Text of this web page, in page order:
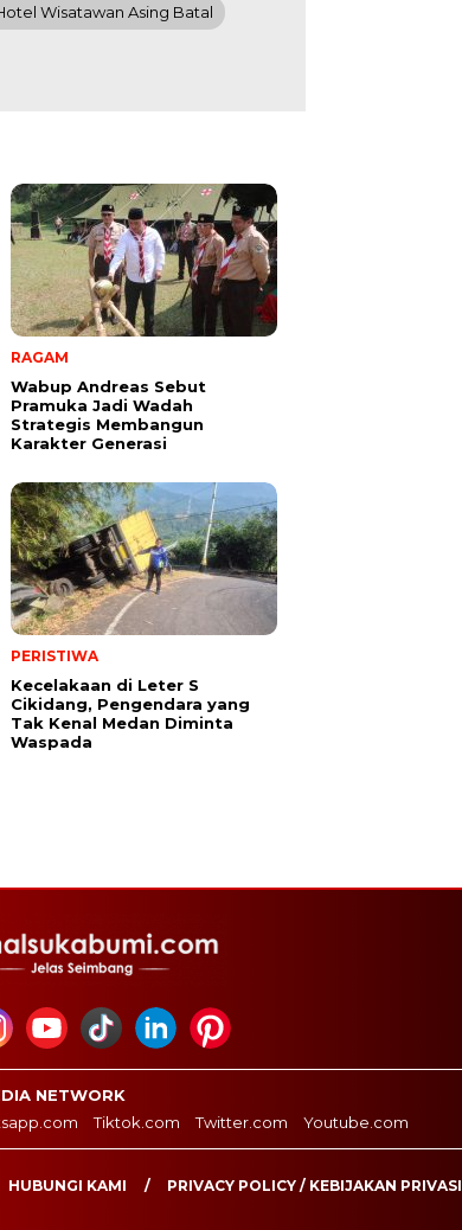
Wisatawan Asing Batal
RAGAM
Wabup Andreas Sebut
Pramuka Jadi Wadah
Strategis Membangun
Karakter Generasi ‎
PERISTIWA
Kecelakaan di Leter S
Cikidang, Pengendara yang
Tak Kenal Medan Diminta
Waspada
NETWORK
Tiktok.com Twitter.com Youtube.com
HUBUNGI KAMI PRIVACY POLICY / KEBIJAKAN PRIVASI